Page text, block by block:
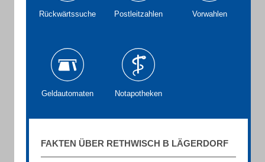
Rückwärtssuche Postleitzahlen Vorwahlen
Geldautomaten Notapotheken
FAKTEN ÜBER RETHWISCH B LÄGERDORF